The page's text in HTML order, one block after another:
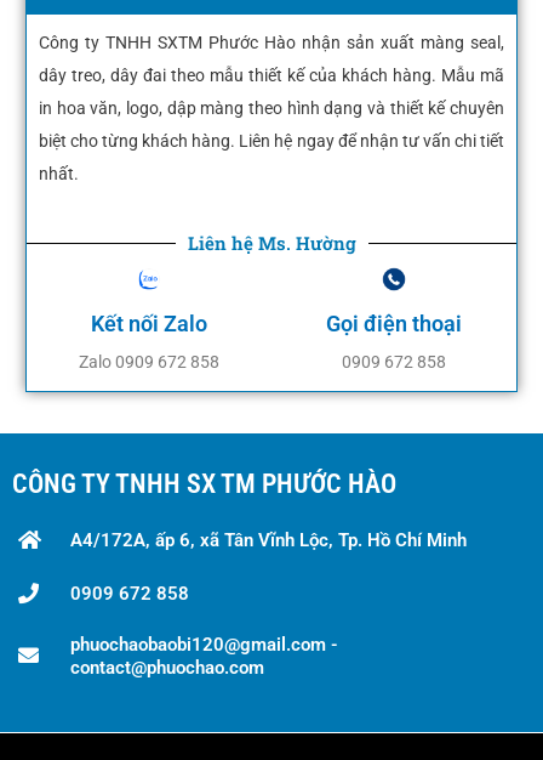
Công ty TNHH SXTM Phước Hào nhận sản xuất màng seal,
dây treo, dây đai theo mẫu thiết kế của khách hàng. Mẫu mã
in hoa văn, logo, dập màng theo hình dạng và thiết kế chuyên
biệt cho từng khách hàng. Liên hệ ngay để nhận tư vấn chi tiết
nhất.
Liên hệ Ms. Hường
Kết nối Zalo
Zalo 0909 672 858
Gọi điện thoại
0909 672 858
CÔNG TY TNHH SX TM PHƯỚC HÀO
A4/172A, ấp 6, xã Tân Vĩnh Lộc, Tp. Hồ Chí Minh
0909 672 858
phuochaobaobi120@gmail.com -
contact@phuochao.com